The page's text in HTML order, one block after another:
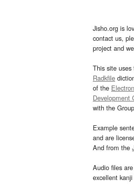
Jisho.org is
contact us,
project and
This site uses
Radkfile
of the
Development
with the
Example
and are
And from the
Audio files
excellent